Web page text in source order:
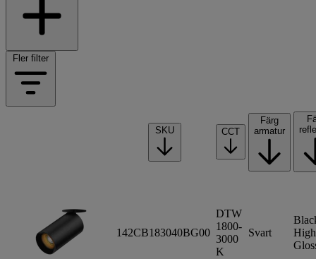
Fler filter
SKU CCT
Färg
armatur
142CB183040BG00
DTW
1800-
3000
K
Svart
High